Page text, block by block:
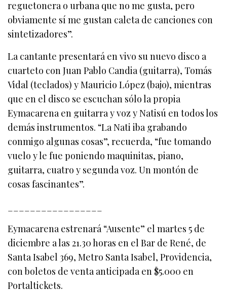
reguetonera o urbana que no me gusta, pero
obviamente sí me gustan caleta de canciones con
sintetizadores”.
La cantante presentará en vivo su nuevo disco a
cuarteto con Juan Pablo Candia (guitarra), Tomás
Vidal (teclados) y Mauricio López (bajo), mientras
que en el disco se escuchan sólo la propia
Eymacarena en guitarra y voz y Natisú en todos los
demás instrumentos. “La Nati iba grabando
conmigo algunas cosas”, recuerda, “fue tomando
vuelo y le fue poniendo maquinitas, piano,
guitarra, cuatro y segunda voz. Un montón de
cosas fascinantes”.
Eymacarena estrenará “Ausente” el martes 5 de
diciembre a las 21.30 horas en el Bar de René, de
Santa Isabel 369, Metro Santa Isabel, Providencia,
con boletos de venta anticipada en $5.000 en
Portaltickets.